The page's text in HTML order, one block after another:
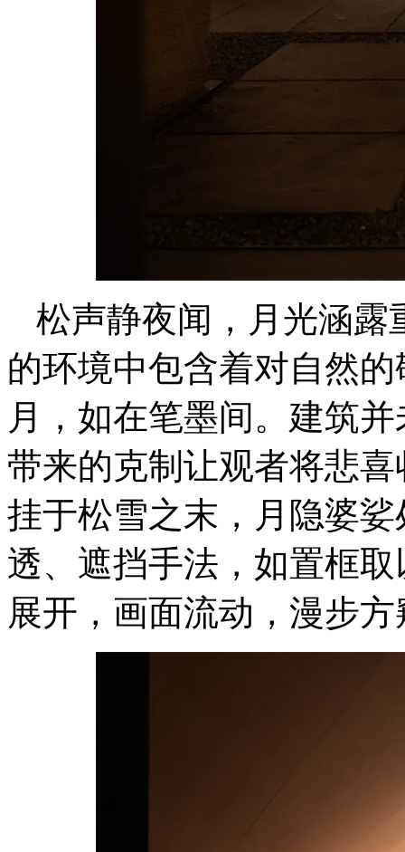
松声静夜闻，月光涵露
的环境中包含着对自然
月，如在笔墨间。建筑
带来的克制让观者将悲
挂于松雪之末，月隐婆
透、遮挡手法，如置框
展开，画面流动，漫步